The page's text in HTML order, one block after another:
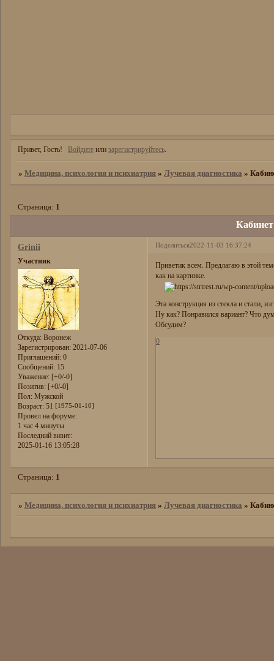
Привет, Гость! Войдитеили зарегистрируйтесь.
» Медицина, психология и психиатрия » Лучевая диагностика »
Страница: 1
Поделиться2022-11-03 16:37:24
Grinii
Участник
Откуда:Воронеж
Зарегистрирован: 2021-07-06
Приглашений:0
Сообщений:15
Уважение: [+0/-0]
Позитив: [+0/-0]
Пол:Мужской
Возраст:51 [1975-01-10]
Провел на форуме:
1 час 4 минуты
Последний визит:
2025-01-16 13:05:28
Приветик всем. Предлагаю в этой
как на картинке.
Эта конструкция из стекла и стали,
Ну как? Понравился вариант? Что
Обсудим?
0
Страница: 1
» Медицина, психология и психиатрия » Лучевая диагностика »